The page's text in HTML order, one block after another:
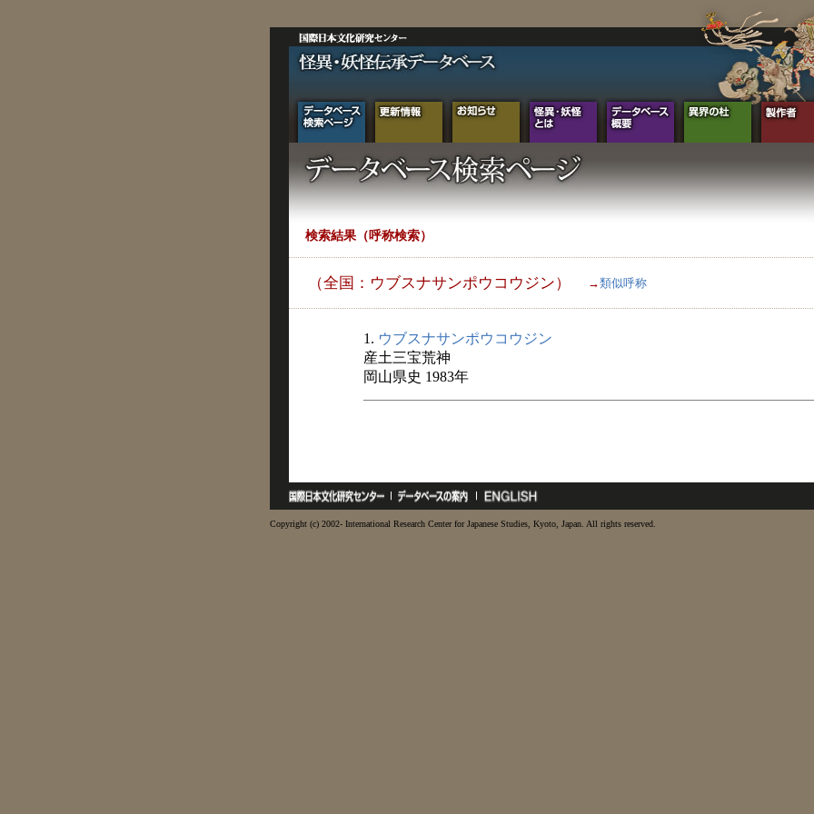
検索結果（呼称検索）
（全国：ウブスナサンポウコウジン） →類似呼称
1. ウブスナサンポウコウジン
産土三宝荒神
岡山県史 1983年
Copyright (c) 2002- International Research Center for Japanese Studies, Kyoto, Japan. All rights reserved.